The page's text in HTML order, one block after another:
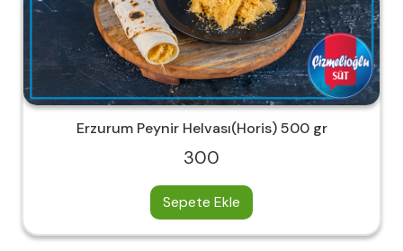
Erzurum Peynir Helvası(Horis) 500 gr
300
Sepete Ekle